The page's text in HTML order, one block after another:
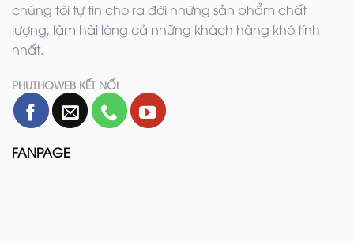
chúng tôi tự tin cho ra đời những sản phẩm chất
lượng, làm hài lòng cả những khách hàng khó tính
nhất.
PHUTHOWEB KẾT NỐI
FANPAGE